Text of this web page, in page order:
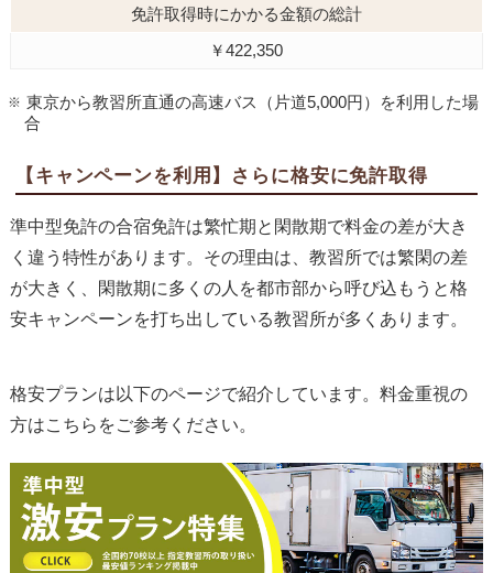
免許取得時にかかる金額の総計
￥422,350
東京から教習所直通の高速バス（片道5,000円）を利用した場
合
【キャンペーンを利用】さらに格安に免許取得
準中型免許の合宿免許は繁忙期と閑散期で料金の差が大き
く違う特性があります。その理由は、教習所では繁閑の差
が大きく、閑散期に多くの人を都市部から呼び込もうと格
安キャンペーンを打ち出している教習所が多くあります。
格安プランは以下のページで紹介しています。料金重視の
方はこちらをご参考ください。